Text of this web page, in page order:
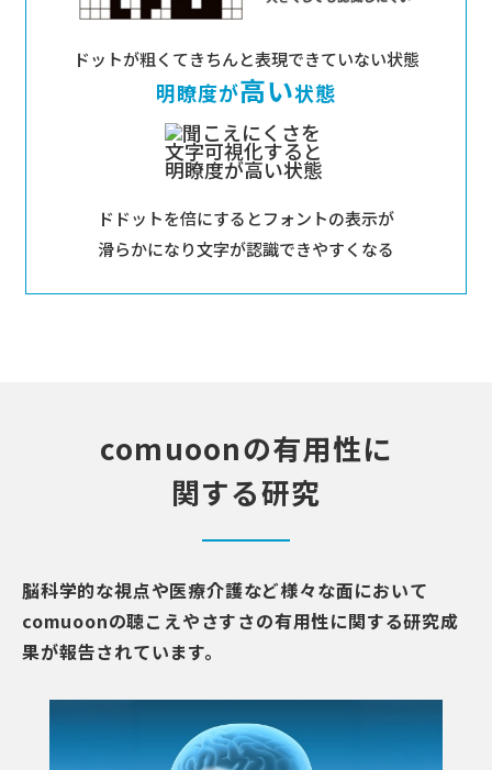
ドットが粗くてきちんと表現できていない状態
明瞭度が高い状態
ドドットを倍にするとフォントの表示が
滑らかになり文字が認識できやすくなる
comuoonの有⽤性に
関する研究
脳科学的な視点や医療介護など様々な⾯において
comuoonの聴こえやさすさの有⽤性に関する研究成
果が報告されています。